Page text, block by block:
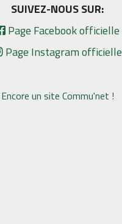
SUIVEZ-NOUS SUR:
Page Facebook officielle
Page Instagram officielle
Encore un site Commu'net !